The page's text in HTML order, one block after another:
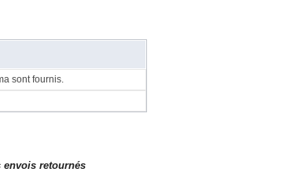
sont fournis.
envois retournés